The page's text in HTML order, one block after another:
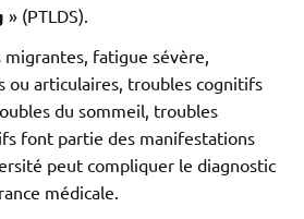
» (PTLDS).
fatigue sévère,
ou articulaires, troubles cognitifs
du sommeil, troubles
font partie des manifestations
peut compliquer le diagnostic
médicale.